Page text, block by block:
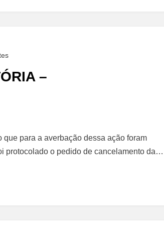
–
para a averbação dessa ação foram
protocolado o pedido de cancelamento da…